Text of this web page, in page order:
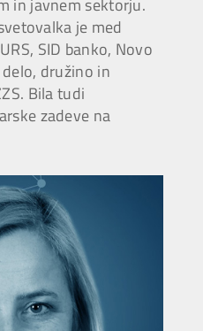
in javnem sektorju.
je med
SID banko, Novo
družino in
Bila tudi
zadeve na